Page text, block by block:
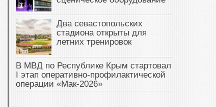
Два севастопольских
стадиона открыты для
летних тренировок
В МВД по Республике Крым стартовал
I этап оперативно‑профилактической
операции «Мак‑2026»